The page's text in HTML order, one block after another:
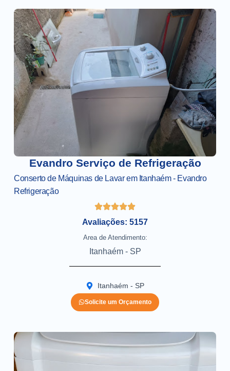
Evandro Serviço de Refrigeração
Conserto de Máquinas de Lavar em Itanhaém - Evandro
Refrigeração
Avaliações: 5157
Area de Atendimento:
Itanhaém - SP
Itanhaém - SP
Solicite um Orçamento